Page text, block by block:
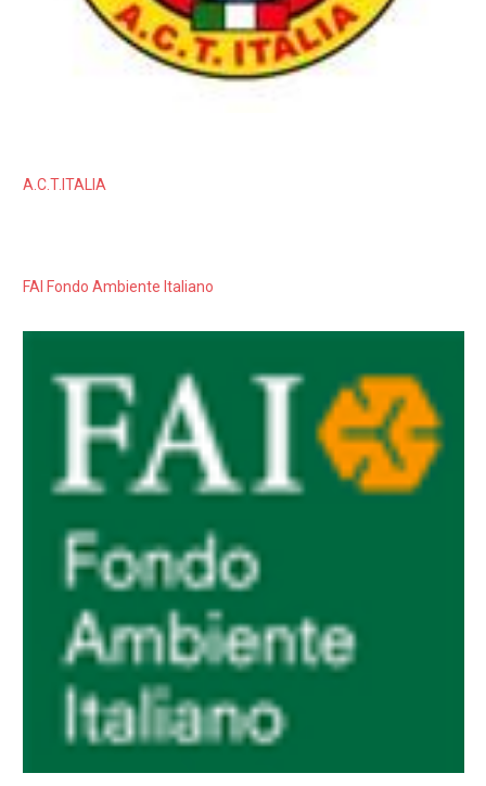
A.C.T.ITALIA
FAI Fondo Ambiente Italiano